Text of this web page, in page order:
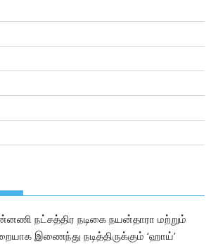
நட்சத்திர நடிகை நயன்தாரா மற்றும்
இணைந்து நடித்திருக்கும் ‘ஹாய்’